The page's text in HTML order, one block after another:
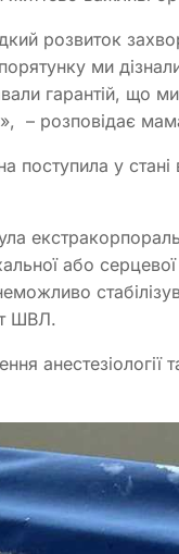
розвиток
ми
гарантій, що
– розповідає
у стані
або
ШВЛ.